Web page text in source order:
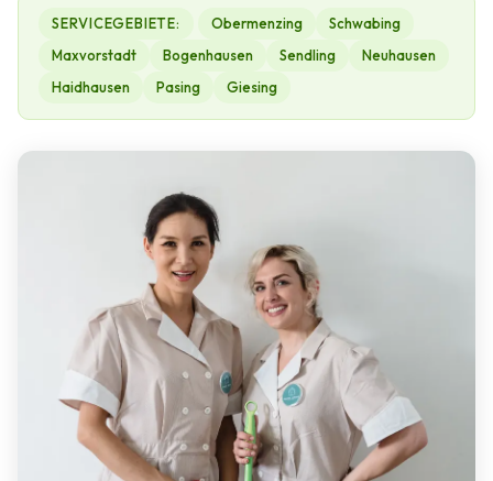
SERVICEGEBIETE: Obermenzing
Schwabing
Maxvorstadt
Bogenhausen Sendling
Neuhausen
Haidhausen
Pasing Giesing